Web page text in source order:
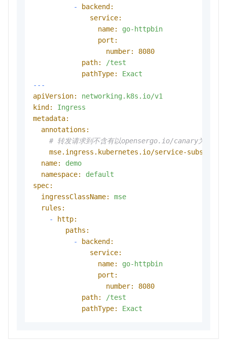
-
backend:
service:
name:
go-httpbin
port:
number:
8080
path:
/test
pathType:
Exact
---
apiVersion:
networking.k8s.io/v1
kind:
Ingress
metadata:
annotations:
# 转发请求到不含有以opensergo.io/canary为前缀
mse.ingress.kubernetes.io/service-subset:
name:
demo
namespace:
default
spec:
ingressClassName:
mse
rules:
-
http:
paths:
-
backend:
service:
name:
go-httpbin
port:
number:
8080
path:
/test
pathType:
Exact